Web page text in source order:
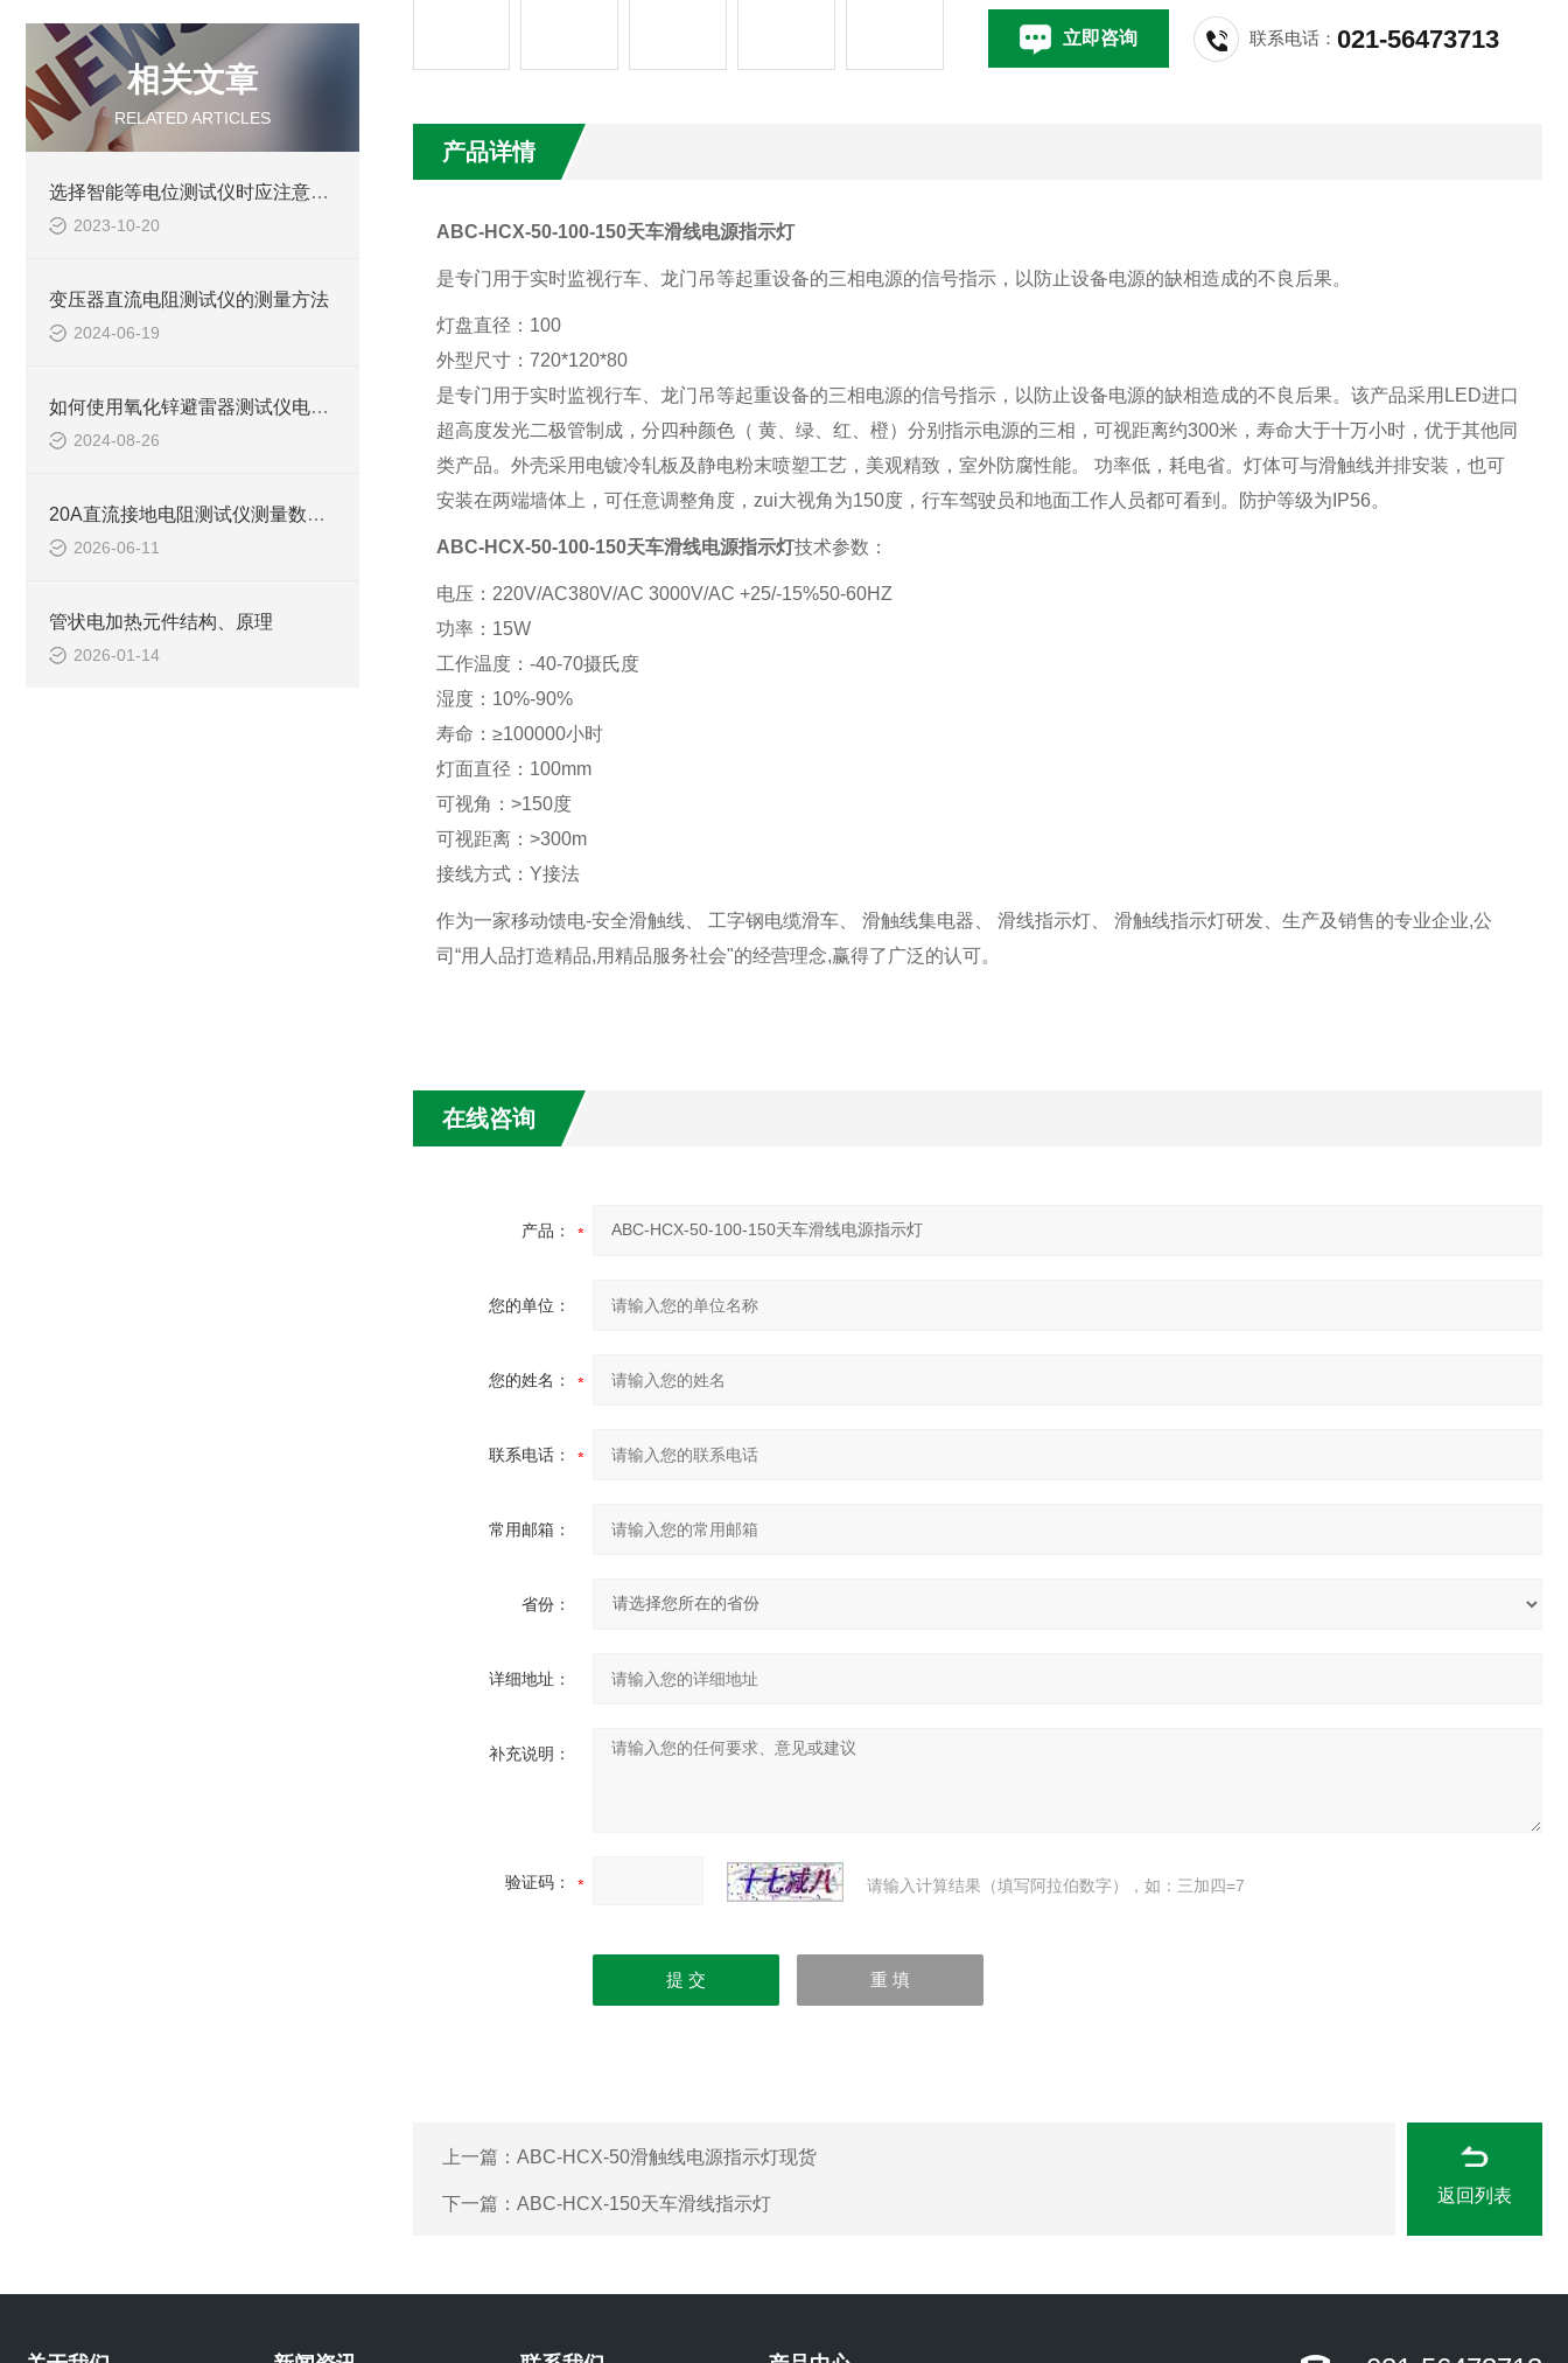
相关文章
RELATED ARTICLES
选择智能等电位测试仪时应注意的几个因素
2023-10-20
变压器直流电阻测试仪的测量方法
2024-06-19
如何使用氧化锌避雷器测试仪电压取样试验
2024-08-26
20A直流接地电阻测试仪测量数据偏差大怎么办？
2026-06-11
管状电加热元件结构、原理
2026-01-14
立即咨询 联系电话：021-56473713
产品详情
ABC-HCX-50-100-150天车滑线电源指示灯
是专门用于实时监视行车、龙门吊等起重设备的三相电源的信号指示，以防止设备电源的缺相造成的不良后果。
灯盘直径：100
外型尺寸：720*120*80
是专门用于实时监视行车、龙门吊等起重设备的三相电源的信号指示，以防止设备电源的缺相造成的不良后果。该产品采用LED进口
超高度发光二极管制成，分四种颜色（ 黄、绿、红、橙）分别指示电源的三相，可视距离约300米，寿命大于十万小时，优于其他同
类产品。外壳采用电镀冷轧板及静电粉末喷塑工艺，美观精致，室外防腐性能。 功率低，耗电省。灯体可与滑触线并排安装，也可
安装在两端墙体上，可任意调整角度，zui大视角为150度，行车驾驶员和地面工作人员都可看到。防护等级为IP56。
ABC-HCX-50-100-150天车滑线电源指示灯技术参数：
电压：220V/AC380V/AC 3000V/AC +25/-15%50-60HZ
功率：15W
工作温度：-40-70摄氏度
湿度：10%-90%
寿命：≥100000小时
灯面直径：100mm
可视角：>150度
可视距离：>300m
接线方式：Y接法
作为一家移动馈电-安全滑触线、 工字钢电缆滑车、 滑触线集电器、 滑线指示灯、 滑触线指示灯研发、生产及销售的专业企业,公
司“用人品打造精品,用精品服务社会"的经营理念,赢得了广泛的认可。
在线咨询
产品：
您的单位：
您的姓名：
联系电话：
常用邮箱：
省份：
详细地址：
补充说明：
验证码： 请输入计算结果（填写阿拉伯数字），如：三加四=7
上一篇： ABC-HCX-50滑触线电源指示灯现货
下一篇： ABC-HCX-150天车滑线指示灯 返回列表